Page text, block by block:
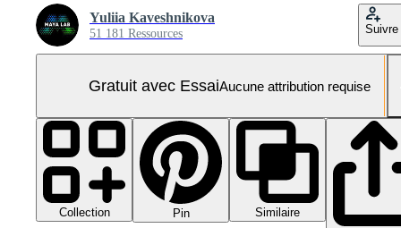
Yuliia Kaveshnikova
51 181 Ressources Suivre
Gratuit avec EssaiAucune attribution requise
Collection Pin
Similaire